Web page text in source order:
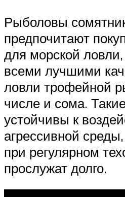
Рыболовы
предпочитают
для морской
всеми лучшими
ловли трофейной
числе и сома.
устойчивы к
агрессивной
при регулярном
прослужат долго.